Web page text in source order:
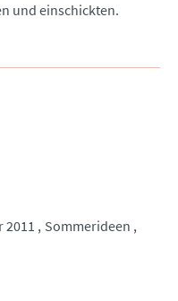
und einschickten.
2011
Sommerideen